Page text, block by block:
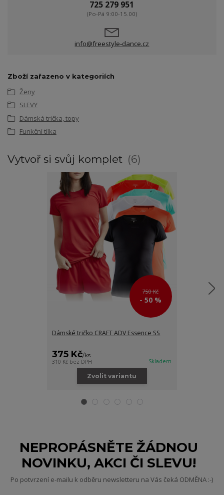
725 279 951
(Po-Pá 9:00-15.00)
info@freestyle-dance.cz
Zboží zařazeno v kategoriích
Ženy
SLEVY
Dámská trička, topy
Funkční tílka
Vytvoř si svůj komplet 6
750 Kč
- 50 %
Dámské tričko CRAFT ADV Essence SS
375 Kč/ks
310 Kč bez DPH Skladem
Zvolit variantu
NEPROPÁSNĚTE ŽÁDNOU
NOVINKU, AKCI ČI SLEVU!
Po potvrzení e-mailu k odběru newsletteru na Vás čeká ODMĚNA :-)